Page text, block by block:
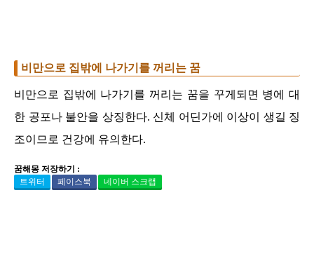
비만으로 집밖에 나가기를 꺼리는 꿈
비만으로 집밖에 나가기를 꺼리는 꿈을 꾸게되면 병에 대
한 공포나 불안을 상징한다. 신체 어딘가에 이상이 생길 징
조이므로 건강에 유의한다.
꿈해몽 저장하기 :
트위터
페이스북 네이버 스크랩